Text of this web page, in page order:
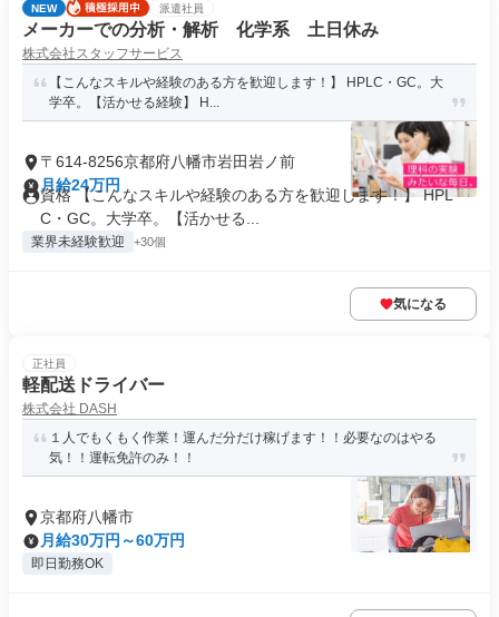
NEW 派遣社員
メーカーでの分析・解析 化学系 土日休み
株式会社スタッフサービス
【こんなスキルや経験のある方を歓迎します！】 HPLC・GC。大
学卒。【活かせる経験】 H...
〒614-8256京都府八幡市岩田岩ノ前
月給24万円
資格 【こんなスキルや経験のある方を歓迎します！】 HPL
C・GC。大学卒。【活かせる...
業界未経験歓迎 +30個
気になる
正社員
軽配送ドライバー
株式会社 DASH
１人でもくもく作業！運んだ分だけ稼げます！！必要なのはやる
気！！運転免許のみ！！
京都府八幡市
月給30万円～60万円
即日勤務OK